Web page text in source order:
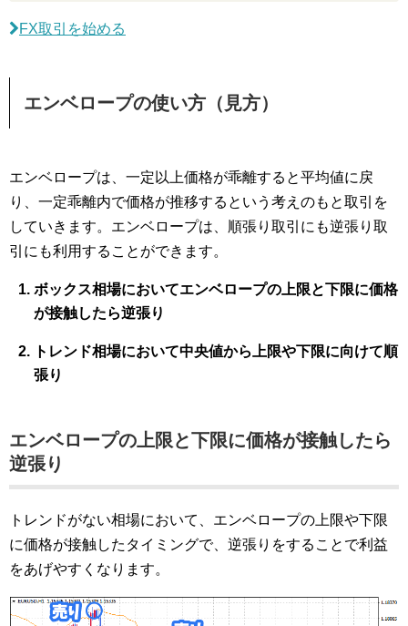
FX取引を始める
エンベロープの使い方（見方）
エンベロープは、一定以上価格が乖離すると平均値に戻
り、一定乖離内で価格が推移するという考えのもと取引を
していきます。エンベロープは、順張り取引にも逆張り取
引にも利用することができます。
ボックス相場においてエンベロープの上限と下限に価格
が接触したら逆張り
トレンド相場において中央値から上限や下限に向けて順
張り
エンベロープの上限と下限に価格が接触したら
逆張り
トレンドがない相場において、エンベロープの上限や下限
に価格が接触したタイミングで、逆張りをすることで利益
をあげやすくなります。